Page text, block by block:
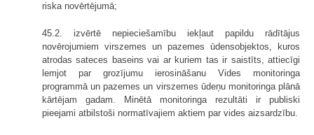
riska novērtējumā;
45.2. izvērtē nepieciešamību iekļaut papildu rādītājus
novērojumiem virszemes un pazemes ūdensobjektos, kuros
atrodas sateces baseins vai ar kuriem tas ir saistīts, attiecīgi
lemjot par grozījumu ierosināšanu Vides monitoringa
programmā un pazemes un virszemes ūdeņu monitoringa plānā
kārtējam gadam. Minētā monitoringa rezultāti ir publiski
pieejami atbilstoši normatīvajiem aktiem par vides aizsardzību.